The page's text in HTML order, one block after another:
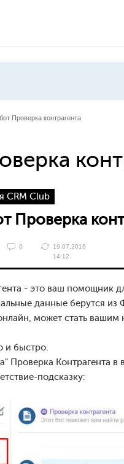
Проверка контрагента
CRM Club
Проверка
0
19.07.2016
14:12
- это ваш помощник
данные берутся
онлайн, может стать
и быстро.
Проверка Контрагента
подсказку: